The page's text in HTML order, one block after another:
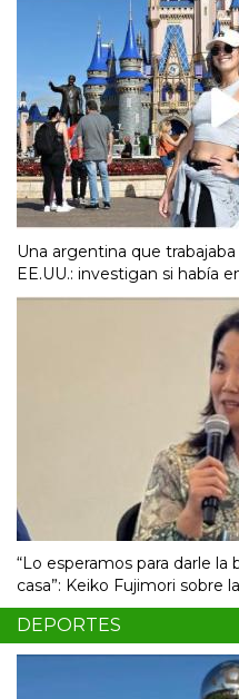
Una argentina que
EE.UU.: investigan si había
“Lo esperamos para darle
casa”: Keiko Fujimori sobre
DEPORTES